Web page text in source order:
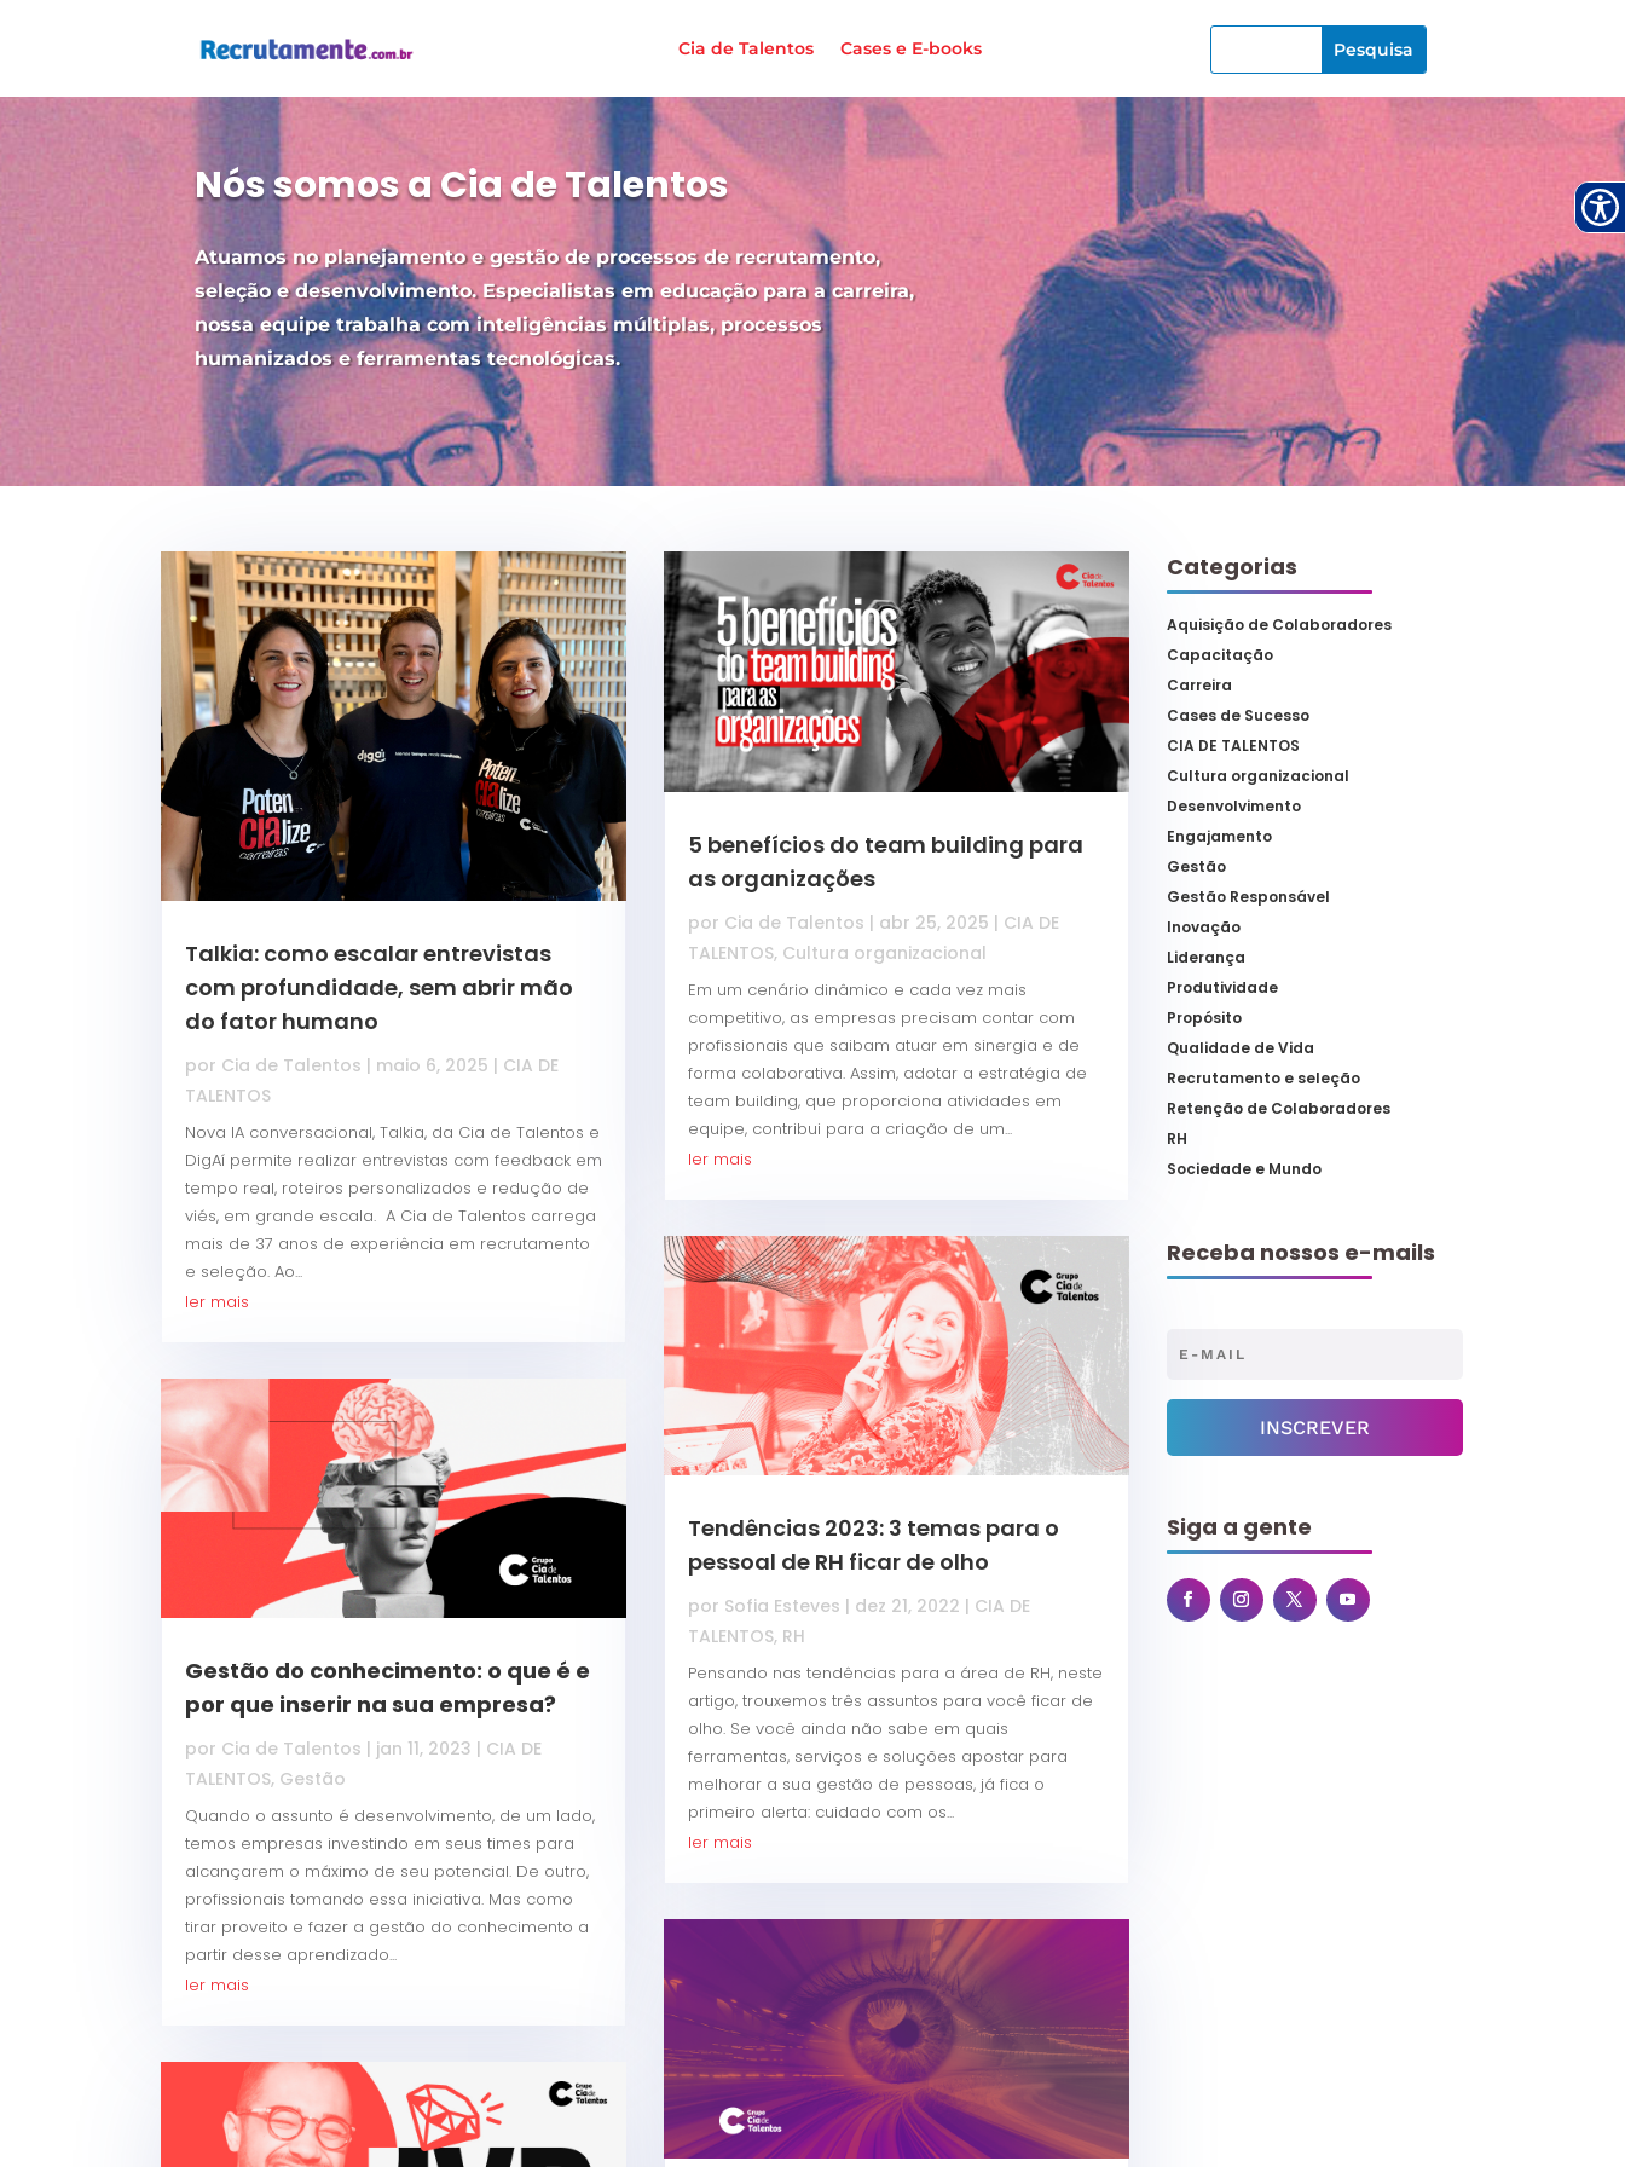
Cia de Talentos Cases e E-books
Nós somos a Cia de Talentos
Atuamos no planejamento e gestão de processos de recrutamento,
seleção e desenvolvimento. Especialistas em educação para a carreira,
nossa equipe trabalha com inteligências múltiplas, processos
humanizados e ferramentas tecnológicas.
Talkia: como escalar entrevistas
com profundidade, sem abrir mão
do fator humano
por Cia de Talentos | maio 6, 2025 | CIA DE
TALENTOS
Nova IA conversacional, Talkia, da Cia de Talentos e
DigAí permite realizar entrevistas com feedback em
tempo real, roteiros personalizados e redução de
viés, em grande escala. A Cia de Talentos carrega
mais de 37 anos de experiência em recrutamento
e seleção. Ao...
ler mais
Gestão do conhecimento: o que é e
por que inserir na sua empresa?
por Cia de Talentos | jan 11, 2023 | CIA DE
TALENTOS, Gestão
Quando o assunto é desenvolvimento, de um lado,
temos empresas investindo em seus times para
alcançarem o máximo de seu potencial. De outro,
profissionais tomando essa iniciativa. Mas como
tirar proveito e fazer a gestão do conhecimento a
partir desse aprendizado...
ler mais
5 benefícios do team building para
as organizações
por Cia de Talentos | abr 25, 2025 | CIA DE
TALENTOS, Cultura organizacional
Em um cenário dinâmico e cada vez mais
competitivo, as empresas precisam contar com
profissionais que saibam atuar em sinergia e de
forma colaborativa. Assim, adotar a estratégia de
team building, que proporciona atividades em
equipe, contribui para a criação de um...
ler mais
Tendências 2023: 3 temas para o
pessoal de RH ficar de olho
por Sofia Esteves | dez 21, 2022 | CIA DE
TALENTOS, RH
Pensando nas tendências para a área de RH, neste
artigo, trouxemos três assuntos para você ficar de
olho. Se você ainda não sabe em quais
ferramentas, serviços e soluções apostar para
melhorar a sua gestão de pessoas, já fica o
primeiro alerta: cuidado com os...
ler mais
Categorias
Aquisição de Colaboradores
Capacitação
Carreira
Cases de Sucesso
CIA DE TALENTOS
Cultura organizacional
Desenvolvimento
Engajamento
Gestão
Gestão Responsável
Inovação
Liderança
Produtividade
Propósito
Qualidade de Vida
Recrutamento e seleção
Retenção de Colaboradores
RH
Sociedade e Mundo
Receba nossos e-mails
INSCREVER
Siga a gente